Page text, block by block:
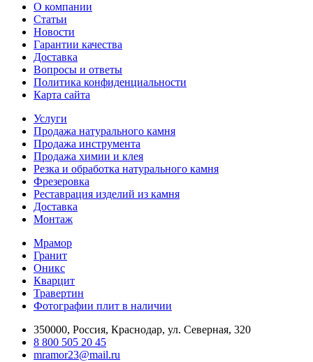
О компании
Статьи
Новости
Гарантии качества
Доставка
Вопросы и ответы
Политика конфиденциальности
Карта сайта
Услуги
Продажа натурального камня
Продажа инструмента
Продажа химии и клея
Резка и обработка натурального камня
Фрезеровка
Реставрация изделий из камня
Доставка
Монтаж
Мрамор
Гранит
Оникс
Кварцит
Травертин
Фотографии плит в наличии
350000, Россия, Краснодар, ул. Северная, 320
8 800 505 20 45
mramor23@mail.ru